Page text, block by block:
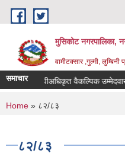
Skip to main content
मुसिकोट नगरपालिका,
वामीटक्सार ,गुल्मी,
समाचारनापीअधिकृत वैकल्पिक
You are here
Home » ८२/८३
८२/८३